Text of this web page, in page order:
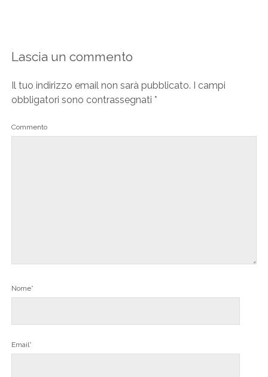
Lascia un commento
Il tuo indirizzo email non sarà pubblicato. I campi
obbligatori sono contrassegnati *
Commento
Nome*
Email*